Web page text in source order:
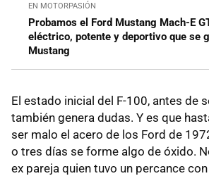
EN MOTORPASIÓN
Probamos el Ford Mustang Mach-E
eléctrico, potente y deportivo que se
Mustang
El estado inicial del F-100, antes de
también genera dudas. Y es que
ser malo el acero de los Ford de
o tres días se forme algo de óxido.
ex pareja quien tuvo un percance